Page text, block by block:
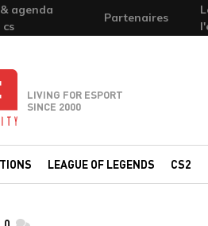
agenda
Partenaires
LIVING FOR ESPORT
SINCE 2000
LEAGUE OF LEGENDS CS2